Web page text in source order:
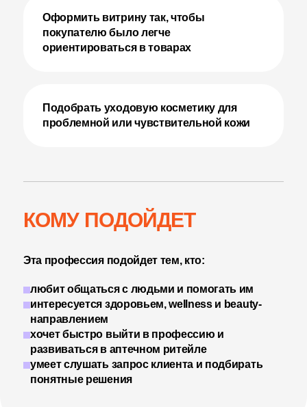
Оформить витрину так, чтобы
покупателю было легче
ориентироваться в товарах
Подобрать уходовую косметику для
проблемной или чувствительной кожи
КОМУ ПОДОЙДЕТ
Эта профессия подойдет тем, кто:
любит общаться с людьми и помогать им
интересуется здоровьем, wellness и beauty-
направлением
хочет быстро выйти в профессию и
развиваться в аптечном ритейле
умеет слушать запрос клиента и подбирать
понятные решения